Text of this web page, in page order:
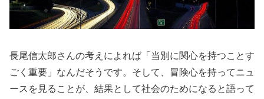
長尾信太郎さんの考えによれば「当別に関心を持つことす
ごく重要」なんだそうです。そして、冒険心を持ってニュ
ースを見ることが、結果として社会のためになると語って